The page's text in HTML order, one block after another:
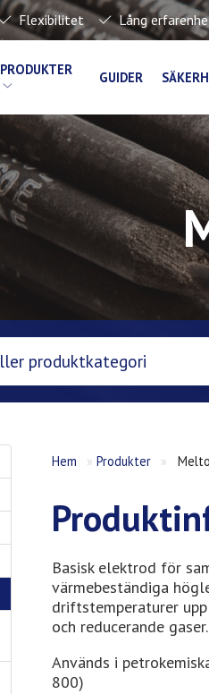
Flexibilitet Lång
PRODUKTER GUIDER
Hem »Produkter »
Basisk elektrod för
värmebeständiga
driftstemperaturer
och reducerande gaser.
Används i
800)